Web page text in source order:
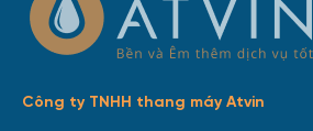
Công ty TNHH thang máy Atvin